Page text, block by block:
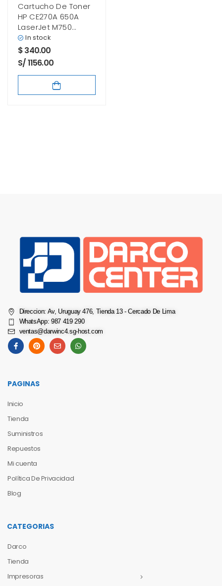
Cartucho De Toner
HP CE270A 650A
LaserJet M750
Negro
In stock
$340.00
S/ 1156.00
Direccion: Av, Uruguay 476, Tienda 13 - Cercado De Lima
WhatsApp: 987 419 290
ventas@darwinc4.sg-host.com
PAGINAS
Inicio
Tienda
Suministros
Repuestos
Mi cuenta
Política De Privacidad
Blog
CATEGORIAS
Darco
Tienda
Impresoras